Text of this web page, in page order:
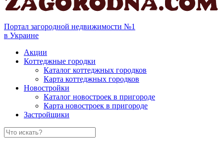
Портал загородной недвижимости №1
в Украине
Акции
Коттеджные городки
Каталог коттеджных городков
Карта коттеджных городков
Новостройки
Каталог новостроек в пригороде
Карта новостроек в пригороде
Застройщики